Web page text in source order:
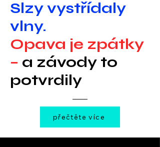
Slzy vystřídaly
vlny.
Opava je zpátky
– a závody to
potvrdily
přečtěte více